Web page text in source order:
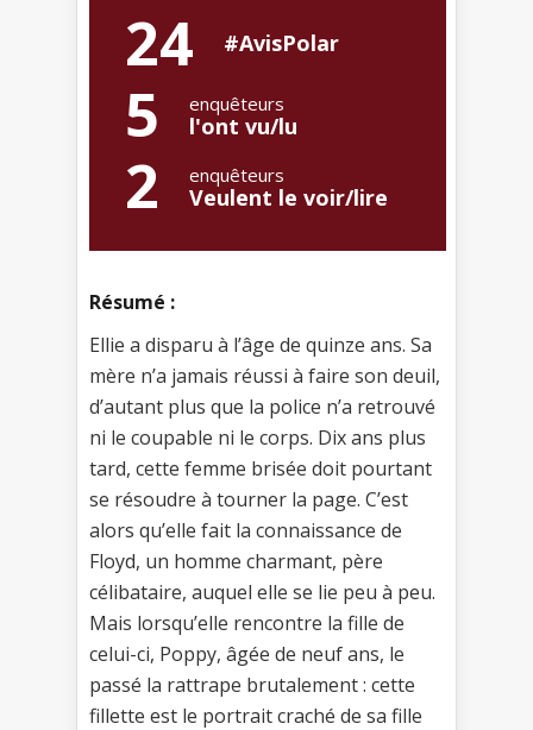
24 #AvisPolar
5 enquêteurs
l'ont vu/lu
2 enquêteurs
Veulent le voir/lire
Résumé :
Ellie a disparu à l’âge de quinze ans. Sa
mère n’a jamais réussi à faire son deuil,
d’autant plus que la police n’a retrouvé
ni le coupable ni le corps. Dix ans plus
tard, cette femme brisée doit pourtant
se résoudre à tourner la page. C’est
alors qu’elle fait la connaissance de
Floyd, un homme charmant, père
célibataire, auquel elle se lie peu à peu.
Mais lorsqu’elle rencontre la fille de
celui-ci, Poppy, âgée de neuf ans, le
passé la rattrape brutalement : cette
fillette est le portrait craché de sa fille